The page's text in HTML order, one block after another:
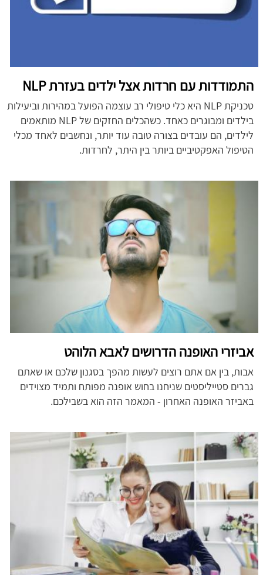
התמודדות עם חרדות אצל ילדים בעזרת NLP
טכניקת NLP היא כלי טיפולי רב עוצמה הפועל במהירות וביעילות
בילדים ומבוגרים כאחד. כשהכלים החזקים של NLP מותאמים
לילדים, הם עובדים בצורה טובה עוד יותר, ונחשבים לאחד מכלי
הטיפול האפקטיביים ביותר בין היתר, לחרדות.
אביזרי האופנה הדרושים לאבא הלוהט
אבות, בין אם אתם רוצים לעשות מהפך בסגנון שלכם או שאתם
גברים סטייליסטים שניחנו בחוש אופנה מפותח ותמיד מצוידים
באביזר האופנה האחרון - המאמר הזה הוא בשבילכם.